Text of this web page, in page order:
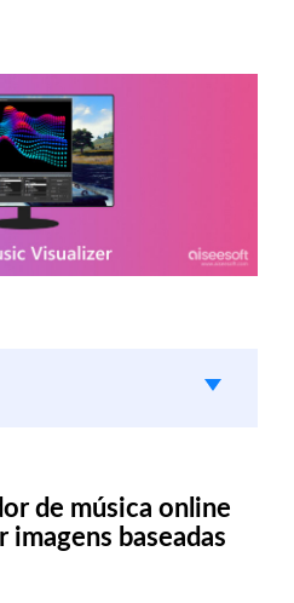
de música online
baseadas